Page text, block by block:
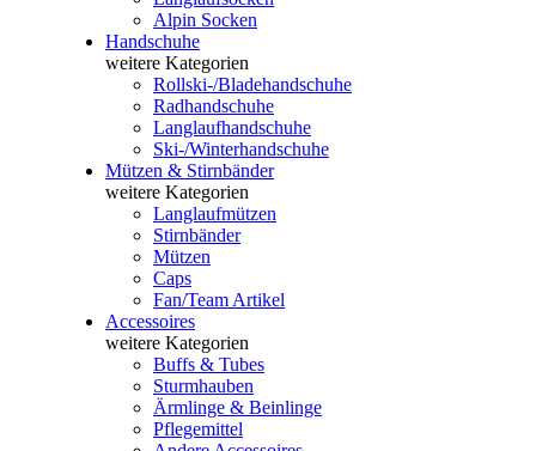
Alpin Socken
Handschuhe
weitere Kategorien
Rollski-/Bladehandschuhe
Radhandschuhe
Langlaufhandschuhe
Ski-/Winterhandschuhe
Mützen & Stirnbänder
weitere Kategorien
Langlaufmützen
Stirnbänder
Mützen
Caps
Fan/Team Artikel
Accessoires
weitere Kategorien
Buffs & Tubes
Sturmhauben
Ärmlinge & Beinlinge
Pflegemittel